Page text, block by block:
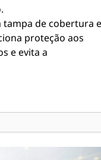
tampa de cobertura
proteção aos
e evita a
de desconexões
acoplador.
de travamento